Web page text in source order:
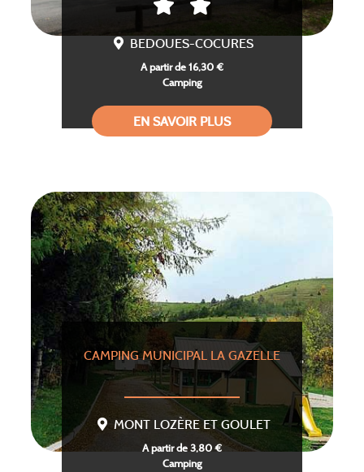
BEDOUES-COCURES
A partir de 16,30 €
Camping
EN SAVOIR PLUS
CAMPING MUNICIPAL LA GAZELLE
MONT LOZÈRE ET GOULET
A partir de 3,80 €
Camping